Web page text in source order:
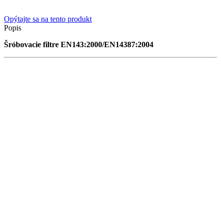
Opýtajte sa na tento produkt
Popis
Šróbovacie filtre EN143:2000/EN14387:2004